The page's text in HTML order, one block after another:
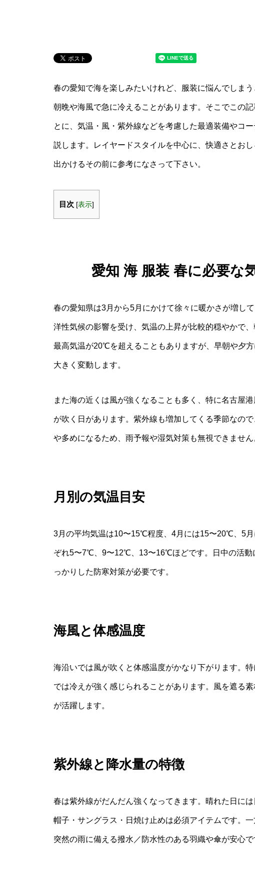
春の愛知で海を楽しみたいけれど、服装に悩んでしま
朝晩や海風で急に冷えることがあります。そこでこの
とに、気温・風・紫外線などを考慮した最適装備やコ
説します。レイヤードスタイルを中心に、快適さとお
出かけるその前に参考になさって下さい。
目次 [表示]
愛知 海 服装 春に必要な
春の愛知県は3月から5月にかけて徐々に暖かさが増し
洋性気候の影響を受け、気温の上昇が比較的穏やかで
最高気温が20℃を超えることもありますが、早朝や夕
大きく変動します。
また海の近くは風が強くなることも多く、特に名古屋
が吹く日があります。紫外線も増加してくる季節なの
や多めになるため、雨予報や湿気対策も無視できません
月別の気温目安
3月の平均気温は10〜15℃程度、4月には15〜20℃、5
ぞれ5〜7℃、9〜12℃、13〜16℃ほどです。日中の活動
っかりした防寒対策が必要です。
海風と体感温度
海沿いでは風が吹くと体感温度がかなり下がります。
では冷えが強く感じられることがあります。風を遮る
が活躍します。
紫外線と降水量の特徴
春は紫外線がだんだん強くなってきます。晴れた日に
帽子・サングラス・日焼け止めは必須アイテムです。
突然の雨に備える撥水／防水性のある羽織や傘が安心で